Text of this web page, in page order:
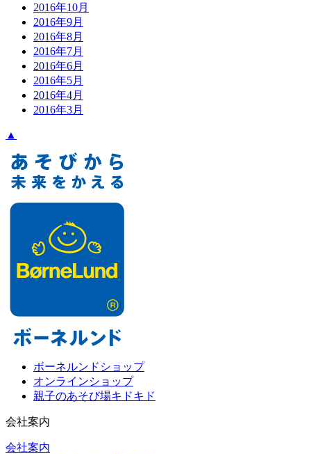
2016年10月
2016年9月
2016年8月
2016年7月
2016年6月
2016年5月
2016年4月
2016年3月
▲
ボーネルンドショップ
オンラインショップ
親子のあそび場キドキド
会社案内
会社案内